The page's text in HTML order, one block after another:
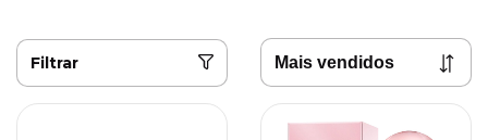
Filtrar